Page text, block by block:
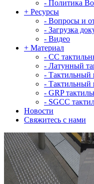
- Политика
+ Ресурсы
- Вопросы и
- Загрузка
- Видео
+ Материал
- СС
- Латунный
- Тактильный
- Тактильный
- GRP
- SGCC
Новости
Свяжитесь с нами